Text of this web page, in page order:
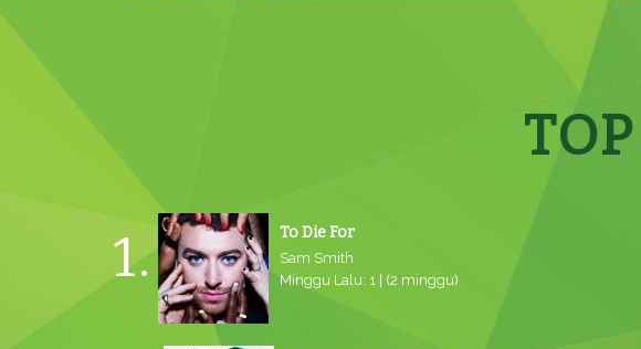
1.
To Die For
Sam Smith
Minggu Lalu: 1 | (2 minggu)